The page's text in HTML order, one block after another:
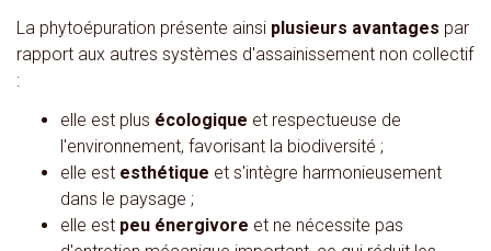
La phytoépuration présente ainsi plusieurs avantages par
rapport aux autres systèmes d'assainissement non collectif
:
elle est plus écologique et respectueuse de
l'environnement, favorisant la biodiversité ;
elle est esthétique et s'intègre harmonieusement
dans le paysage ;
elle est peu énergivore et ne nécessite pas